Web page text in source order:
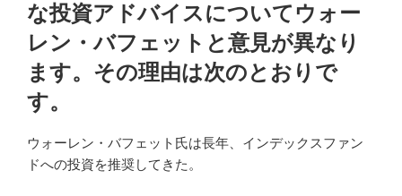
な投資アドバイスについてウォー
レン・バフェットと意見が異なり
ます。その理由は次のとおりで
す。
ウォーレン・バフェット氏は長年、インデックスファン
ドへの投資を推奨してきた。